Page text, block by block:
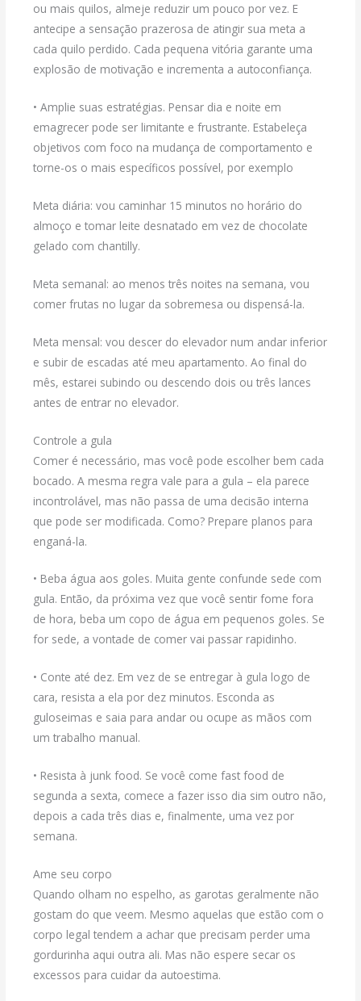
ou mais quilos, almeje reduzir um pouco por vez. E
antecipe a sensação prazerosa de atingir sua meta a
cada quilo perdido. Cada pequena vitória garante uma
explosão de motivação e incrementa a autoconfiança.
• Amplie suas estratégias. Pensar dia e noite em
emagrecer pode ser limitante e frustrante. Estabeleça
objetivos com foco na mudança de comportamento e
torne-os o mais específicos possível, por exemplo
Meta diária: vou caminhar 15 minutos no horário do
almoço e tomar leite desnatado em vez de chocolate
gelado com chantilly.
Meta semanal: ao menos três noites na semana, vou
comer frutas no lugar da sobremesa ou dispensá-la.
Meta mensal: vou descer do elevador num andar inferior
e subir de escadas até meu apartamento. Ao final do
mês, estarei subindo ou descendo dois ou três lances
antes de entrar no elevador.
Controle a gula
Comer é necessário, mas você pode escolher bem cada
bocado. A mesma regra vale para a gula – ela parece
incontrolável, mas não passa de uma decisão interna
que pode ser modificada. Como? Prepare planos para
enganá-la.
• Beba água aos goles. Muita gente confunde sede com
gula. Então, da próxima vez que você sentir fome fora
de hora, beba um copo de água em pequenos goles. Se
for sede, a vontade de comer vai passar rapidinho.
• Conte até dez. Em vez de se entregar à gula logo de
cara, resista a ela por dez minutos. Esconda as
guloseimas e saia para andar ou ocupe as mãos com
um trabalho manual.
• Resista à junk food. Se você come fast food de
segunda a sexta, comece a fazer isso dia sim outro não,
depois a cada três dias e, finalmente, uma vez por
semana.
Ame seu corpo
Quando olham no espelho, as garotas geralmente não
gostam do que veem. Mesmo aquelas que estão com o
corpo legal tendem a achar que precisam perder uma
gordurinha aqui outra ali. Mas não espere secar os
excessos para cuidar da autoestima.